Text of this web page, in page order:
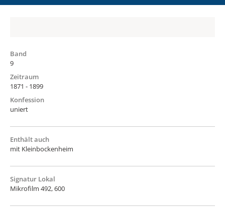
Band
9
Zeitraum
1871 - 1899
Konfession
uniert
Enthält auch
mit Kleinbockenheim
Signatur Lokal
Mikrofilm 492, 600